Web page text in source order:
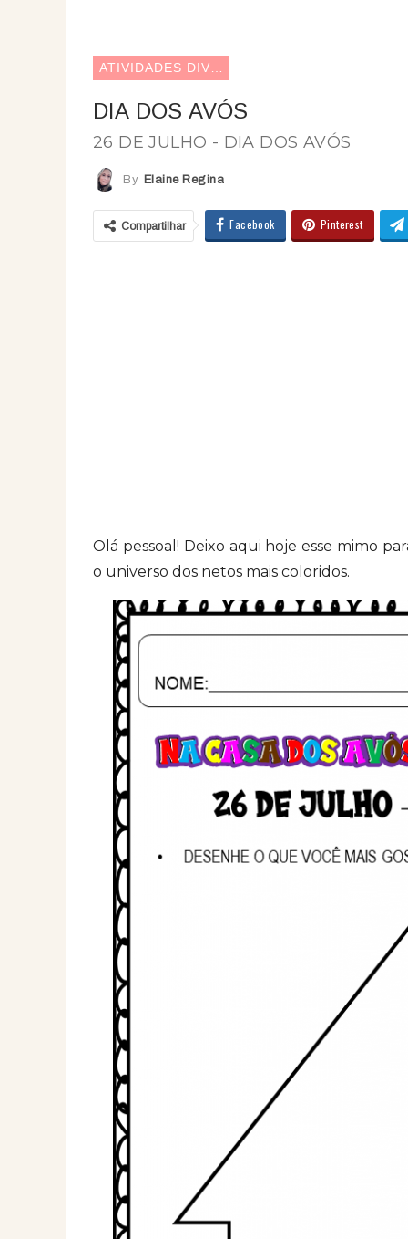
DIA DOS AVÓS
26 DE JULHO - DIA DOS AVÓS
By Elaine Regina
Compartilhar Facebook Pinterest
Olá pessoal! Deixo aqui hoje esse mimo
o universo dos netos mais coloridos.